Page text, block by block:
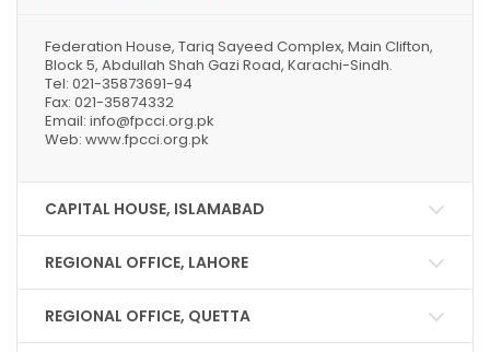
Federation House, Tariq Sayeed Complex, Main Clifton,
Block 5, Abdullah Shah Gazi Road, Karachi-Sindh.
Tel: 021-35873691-94
Fax: 021-35874332
Email: info@fpcci.org.pk
Web: www.fpcci.org.pk
CAPITAL HOUSE, ISLAMABAD
REGIONAL OFFICE, LAHORE
REGIONAL OFFICE, QUETTA